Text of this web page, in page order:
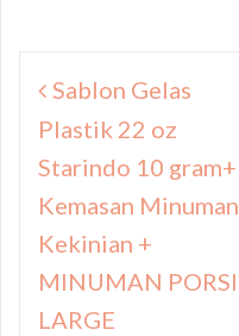
Navigasi
pos
Sablon Gelas
Plastik 22 oz
Starindo 10 gram+
Kemasan Minuman
Kekinian +
MINUMAN PORSI
LARGE